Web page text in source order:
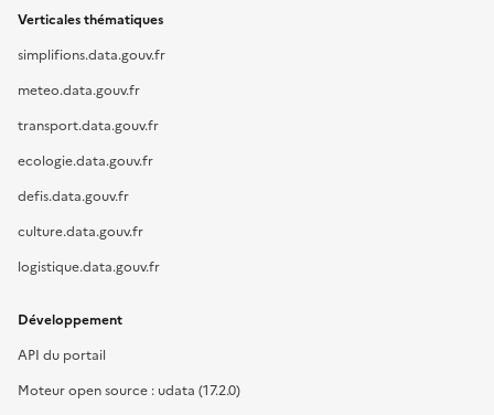
Verticales thématiques
simplifions.data.gouv.fr
meteo.data.gouv.fr
transport.data.gouv.fr
ecologie.data.gouv.fr
defis.data.gouv.fr
culture.data.gouv.fr
logistique.data.gouv.fr
Développement
API du portail
Moteur open source : udata (17.2.0)